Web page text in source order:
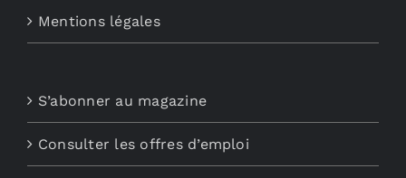
Mentions légales
S’abonner au magazine
Consulter les offres d’emploi